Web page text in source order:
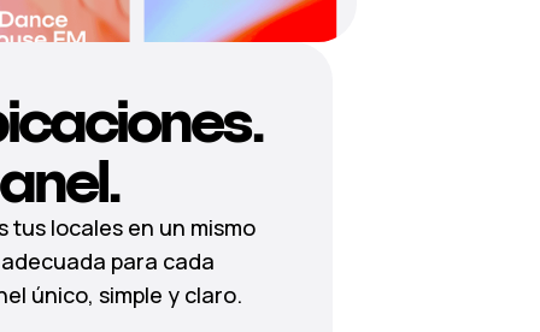
tus locales en un mismo
para cada
único, simple y claro.